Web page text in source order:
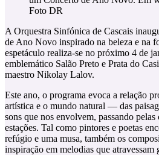
Foto DR
A Orquestra Sinfónica de Cascais
de Ano Novo inspirado na beleza e na
espetáculo realiza-se no próximo 4 de
emblemático Salão Preto e Prata do
maestro Nikolay Lalov.
Este ano, o programa evoca a relação
artística e o mundo natural — das
sons que nos envolvem, passando pelas
estações. Tal como pintores e poetas
refúgio e uma musa, também os
inspiração em melodias que atravessam